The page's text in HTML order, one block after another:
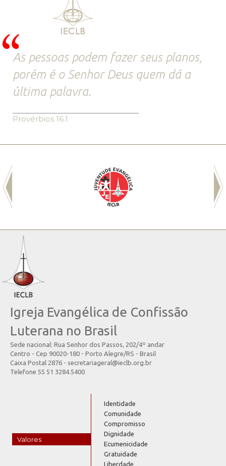
As pessoas podem fazer seus planos,
porém é o Senhor Deus quem dá a
última palavra.
Provérbios 16.1
Igreja Evangélica de Confissão
Luterana no Brasil
Sede nacional: Rua Senhor dos Passos, 202/4º andar
Centro - Cep 90020-180 - Porto Alegre/RS - Brasil
Caixa Postal 2876 - secretariageral@ieclb.org.br
Telefone 55 51 3284.5400
Valores
Identidade
Comunidade
Compromisso
Dignidade
Ecumenicidade
Gratuidade
Liberdade